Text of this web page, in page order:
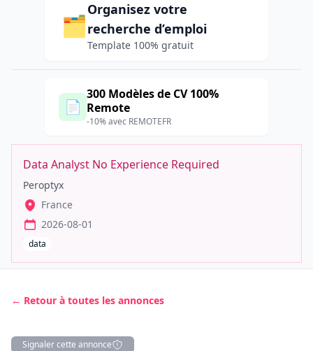
🗂️
Organisez votre
recherche d’emploi
Template 100% gratuit
📄
300 Modèles de CV 100%
Remote
-10% avec REMOTEFR
Data Analyst No Experience Required
Peroptyx
France
2026-08-01
data
← Retour à toutes les annonces
Signaler cette annonce